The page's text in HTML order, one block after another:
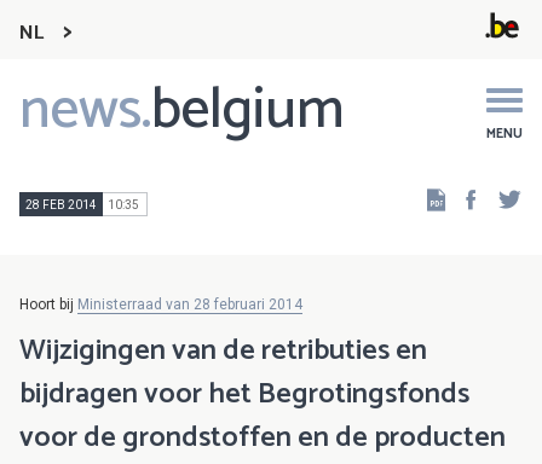
NL
news.belgium MENU
Main
navigation
28 FEB 2014 10:35
Hoort bij Ministerraad van 28 februari 2014
Wijzigingen van de retributies en
bijdragen voor het Begrotingsfonds
voor de grondstoffen en de producten